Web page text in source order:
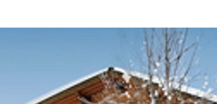
no-time boven op de berg.Résidence La
praktische en sfeervolle keuze voor wie
wil hebben. Stap naar buiten, klik je ski’s
minuut in de sneeuw.